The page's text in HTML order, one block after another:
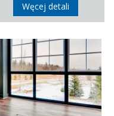
Węcej detali